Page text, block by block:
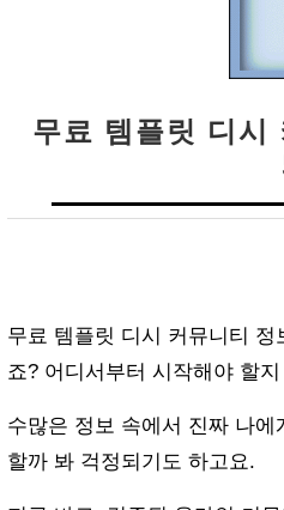
무료 템플릿 디시
무료 템플릿 디시 커뮤니티
죠? 어디서부터 시작해야 할
수많은 정보 속에서 진짜 나
할까 봐 걱정되기도 하고요.